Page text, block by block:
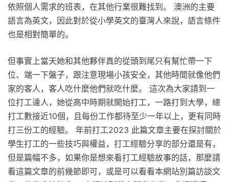
依照個人需求的班表，在其他行業很難找到。 澳洲的主要
語言為英文，因此對於從小學英文的臺灣人來說，語言條件
也是相對簡單的。
但事實上當天她和其他夥伴真的從頭到尾只有幫忙帶一下
位、端一下盤子，跟注意現場小孩安全，其他時間就像他們
家的客人，客人吃什麼他們就吃什麼。 這次為大家請到一
位打工達人，她從高中時期就開始打工，一路打到大學，總
打工數接近10個，且每份工作都待至少一年以上，更有同時
打三份工的經驗。 年前打工2023 此篇文章主要在探討關於
學生打工的一些技巧與權益，打工經驗分享的部分還是有，
但是篇幅不多，如果你是想來看打工經驗故事的話，那麼請
看這篇文章的前幾節即可，或是可以看看本網站別篇訪談文